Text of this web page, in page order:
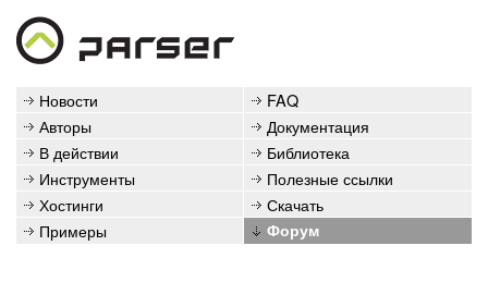
Новости
FAQ
Авторы
Документация
В действии
Библиотека
Инструменты
Полезные ссылки
Хостинги
Скачать
Примеры
Форум